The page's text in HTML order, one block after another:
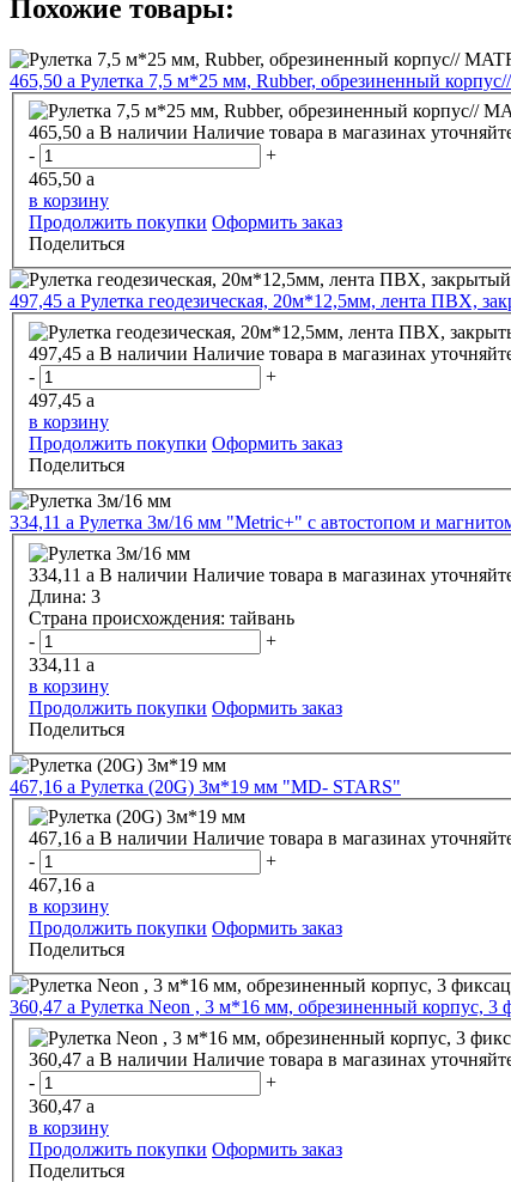
Похожие товары:
465,50 a Рулетка 7,5 м*25 мм, Rubber, обрезиненный
465,50 a В наличии Наличие товара в магазинах
-
+
465,50 a
в корзину
Продолжить покупки Оформить заказ
Поделиться
497,45 a Рулетка геодезическая, 20м*12,5мм, лента ПВХ,
497,45 a В наличии Наличие товара в магазинах
-
+
497,45 a
в корзину
Продолжить покупки Оформить заказ
Поделиться
334,11 a Рулетка 3м/16 мм "Metric+" с автостопом и
334,11 a В наличии Наличие товара в магазинах
Длина: 3
Страна происхождения: тайвань
-
+
334,11 a
в корзину
Продолжить покупки Оформить заказ
Поделиться
467,16 a Рулетка (20G) 3м*19 мм "MD- STARS"
467,16 a В наличии Наличие товара в магазинах
-
+
467,16 a
в корзину
Продолжить покупки Оформить заказ
Поделиться
360,47 a Рулетка Neon , 3 м*16 мм, обрезиненный корпус, 3
360,47 a В наличии Наличие товара в магазинах
-
+
360,47 a
в корзину
Продолжить покупки Оформить заказ
Поделиться